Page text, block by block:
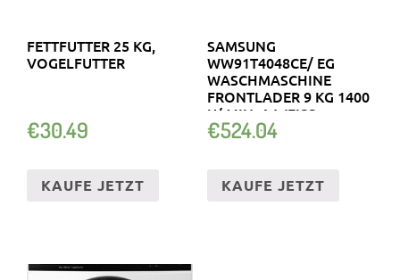
FETTFUTTER 25 KG,
VOGELFUTTER
€30.49
KAUFE JETZT
SAMSUNG
WW91T4048CE/ EG
WASCHMASCHINE
FRONTLADER 9 KG 1400
U/ MIN. A WEISS
€524.04
KAUFE JETZT